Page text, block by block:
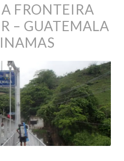
FRONTEIRA
– GUATEMALA